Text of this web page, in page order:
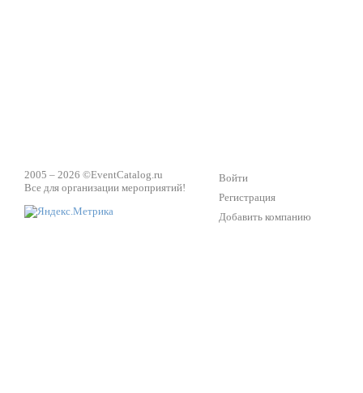
2005 – 2026 ©EventCatalog.ru
Все для организации мероприятий!
Войти
Регистрация
Добавить компанию